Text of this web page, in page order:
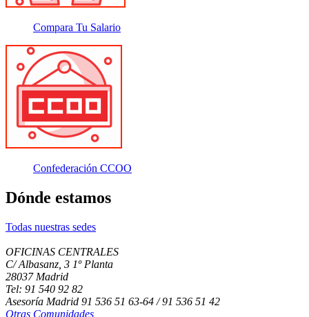
Compara Tu Salario
Confederación CCOO
Dónde estamos
Todas nuestras sedes
OFICINAS CENTRALES
C/ Albasanz, 3 1º Planta
28037 Madrid
Tel: 91 540 92 82
Asesoría Madrid 91 536 51 63-64 / 91 536 51 42
Otras Comunidades